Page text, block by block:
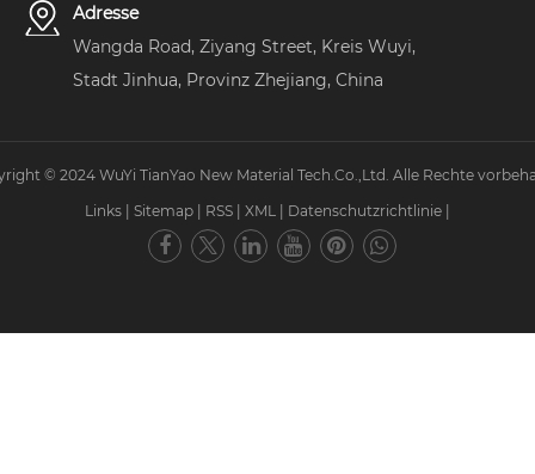
Adresse
Wangda Road, Ziyang Street, Kreis Wuyi,
Stadt Jinhua, Provinz Zhejiang, China
© 2024 WuYi TianYao New Material Tech.Co.,Ltd. Alle Rechte
Links
Sitemap RSS XML Datenschutzrichtlinie